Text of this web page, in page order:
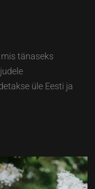
tänaseks
üle Eesti ja